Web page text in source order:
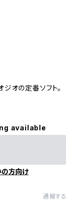
ジオの定番ソフト。
available
方向け
通報する